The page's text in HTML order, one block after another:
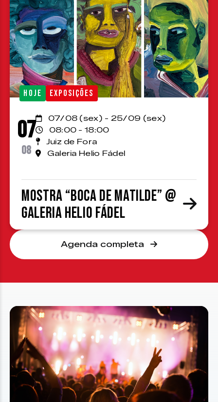
HOJE EXPOSIÇÕES
07
08
07/08 (sex) - 25/09 (sex)
08:00 - 18:00
Juiz de Fora
Galeria Helio Fádel
Mostra “Boca de Matilde” @
Galeria Helio Fádel
Agenda completa